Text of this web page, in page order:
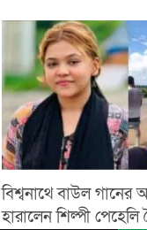
বিশ্বনাথে বাউল গানের
হারালেন শিল্পী পেহেলি